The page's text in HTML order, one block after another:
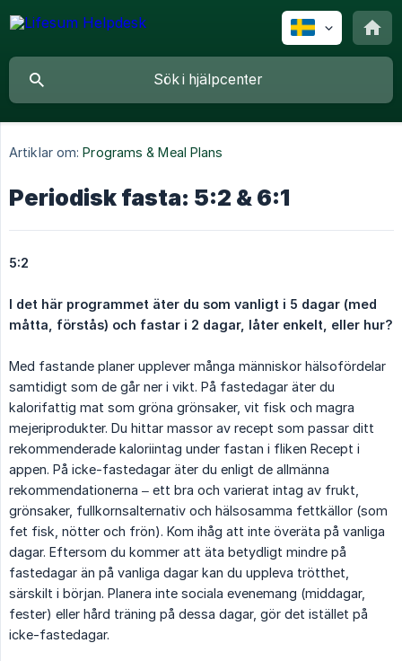
Artiklar om: Programs & Meal Plans
Periodisk fasta: 5:2 & 6:1
5:2
I det här programmet äter du som vanligt i 5 dagar (med
måtta, förstås) och fastar i 2 dagar, låter enkelt, eller hur?
Med fastande planer upplever många människor hälsofördelar
samtidigt som de går ner i vikt. På fastedagar äter du
kalorifattig mat som gröna grönsaker, vit fisk och magra
mejeriprodukter. Du hittar massor av recept som passar ditt
rekommenderade kaloriintag under fastan i fliken Recept i
appen. På icke-fastedagar äter du enligt de allmänna
rekommendationerna – ett bra och varierat intag av frukt,
grönsaker, fullkornsalternativ och hälsosamma fettkällor (som
fet fisk, nötter och frön). Kom ihåg att inte överäta på vanliga
dagar. Eftersom du kommer att äta betydligt mindre på
fastedagar än på vanliga dagar kan du uppleva trötthet,
särskilt i början. Planera inte sociala evenemang (middagar,
fester) eller hård träning på dessa dagar, gör det istället på
icke-fastedagar.